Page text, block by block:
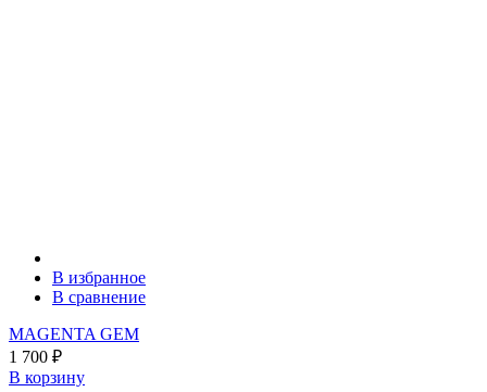
В избранное
В сравнение
MAGENTA GEM
1 700 ₽
В корзину